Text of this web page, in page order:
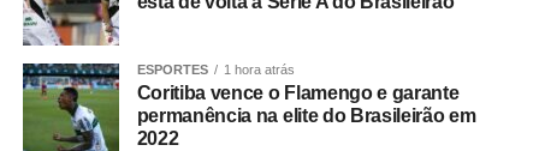
que foi liberado no Brasil a pedido da Multi. A aprovação
foi emitida ao modelo em questão em 24 de outubro de
2022.
O modelo possui um corpo compacto, com botões
ESPORTES 1 hora atrás
Coritiba vence o Flamengo e garante
permanência na elite do Brasileirão em
2022